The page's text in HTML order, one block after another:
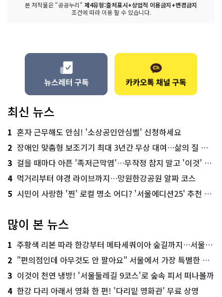
본 저작물은 "공공누리" 제4유형:출처표시+상업적 이용금지+변경금지
조건에 따라 이용 할 수 있습니다.
최신 뉴스
1 혼자 근무해도 안심! '소상공인안심벨' 신청하세요
2 장애인 맞춤형 보조기기 최대 3년간 무상 대여…삶의 질 높인다
3 걸을 때마다 아픈 '족저근막염'…무작정 참지 말고 '이것' 해보세요!
4 먹거리부터 야경 라이브까지…망원한강공원 알짜 코스
5 시민이 사랑한 '찐' 로컬 명소 어디? '서울에디션25' 추천 코스
많이 본 뉴스
1 주황색 리본 따라 한강부터 메타세쿼이아 숲길까지…서울둘레길 15코스
2 "편의점인데 아무것도 안 팔아요" 서울에서 가장 특별한 편의점의 정체
3 이것이 천연 냉방! '서울둘레길 9코스'로 숲속 피서 떠나볼까
4 한강 다리 아래서 영화 한 편! '다리밑 영화관' 무료 상영